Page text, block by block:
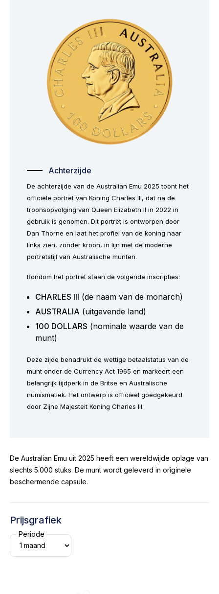
Achterzijde
De achterzijde van de Australian Emu 2025 toont het
officiële portret van Koning Charles III, dat na de
troonsopvolging van Queen Elizabeth II in 2022 in
gebruik is genomen. Dit portret is ontworpen door
Dan Thorne en laat het profiel van de koning naar
links zien, zonder kroon, in lijn met de moderne
portretstijl van Australische munten.
Rondom het portret staan de volgende inscripties:
CHARLES III (de naam van de monarch)
AUSTRALIA (uitgevende land)
100 DOLLARS (nominale waarde van de
munt)
Deze zijde benadrukt de wettige betaalstatus van de
munt onder de Currency Act 1965 en markeert een
belangrijk tijdperk in de Britse en Australische
numismatiek. Het ontwerp is officieel goedgekeurd
door Zijne Majesteit Koning Charles III.
De Australian Emu uit 2025 heeft een wereldwijde oplage van
slechts 5.000 stuks. De munt wordt geleverd in originele
beschermende capsule.
Prijsgrafiek
Periode